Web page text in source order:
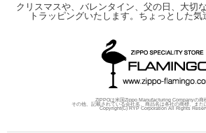
クリスマスや、バレンタイン、父の日、大切
トラッピングいたします。ちょっとした気
ZIPPOは米国Zippo Manufacturing Companyの商
その他、記載されている会社名、商品名は各社の商標、また
Copyright(C) RYP Corporation All Rights